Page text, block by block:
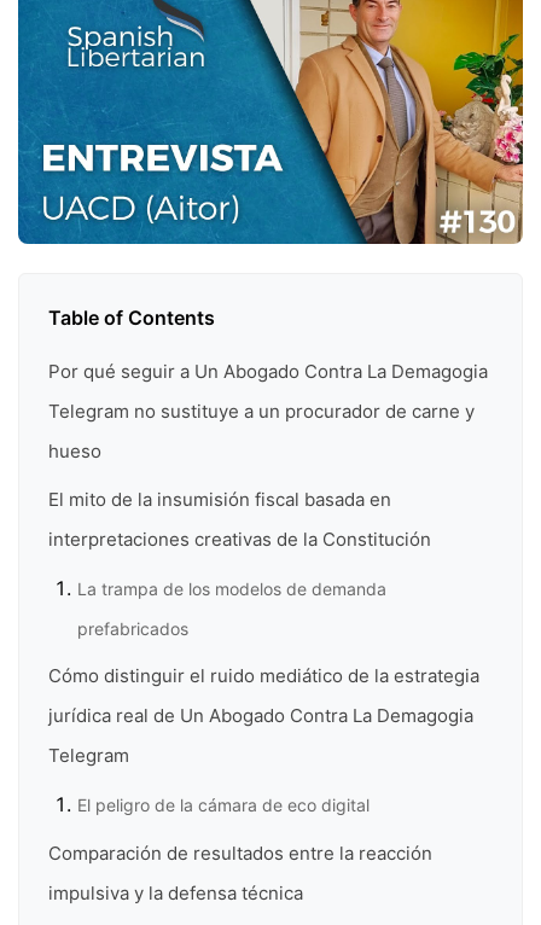
Table of Contents
Por qué seguir a Un Abogado Contra La Demagogia
Telegram no sustituye a un procurador de carne y
hueso
El mito de la insumisión fiscal basada en
interpretaciones creativas de la Constitución
La trampa de los modelos de demanda
prefabricados
Cómo distinguir el ruido mediático de la estrategia
jurídica real de Un Abogado Contra La Demagogia
Telegram
El peligro de la cámara de eco digital
Comparación de resultados entre la reacción
impulsiva y la defensa técnica